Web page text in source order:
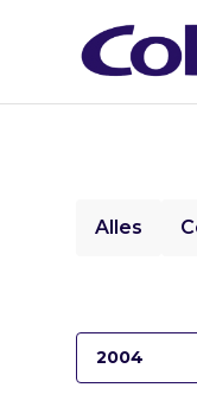
Alles
2004